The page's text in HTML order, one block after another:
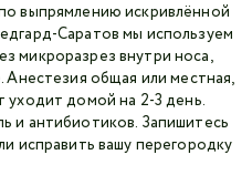
выпрямлению искривлённой
Саратов мы используем
микроразрез внутри носа,
Анестезия общая или местная,
уходит домой на 2-3 день.
и антибиотиков. Запишитесь
исправить вашу перегородку